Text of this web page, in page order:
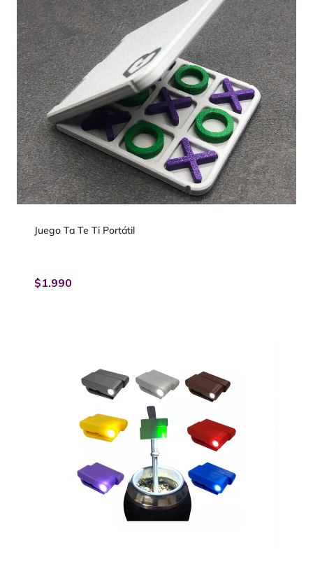
Juego Ta Te Ti Portátil
$1.990